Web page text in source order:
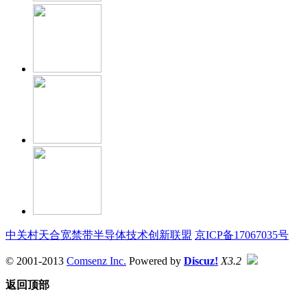
中关村天合宽禁带半导体技术创新联盟 京ICP备17067035号
© 2001-2013 Comsenz Inc. Powered by Discuz! X3.2
返回顶部